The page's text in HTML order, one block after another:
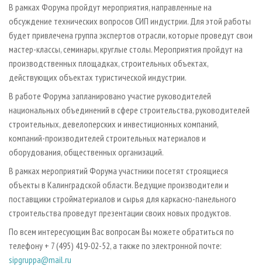
В рамках Форума пройдут мероприятия, направленные на
обсуждение технических вопросов СИП индустрии. Для этой работы
будет привлечена группа экспертов отрасли, которые проведут свои
мастер-классы, семинары, круглые столы. Мероприятия пройдут на
производственных площадках, строительных объектах,
действующих объектах туристической индустрии.
В работе Форума запланировано участие руководителей
национальных объединений в сфере строительства, руководителей
строительных, девелоперских и инвестиционных компаний,
компаний-производителей строительных материалов и
оборудования, общественных организаций.
В рамках мероприятий Форума участники посетят строящиеся
объекты в Калинградской области. Ведущие производители и
поставщики стройматериалов и сырья для каркасно-панельного
строительства проведут презентации своих новых продуктов.
По всем интересующим Вас вопросам Вы можете обратиться по
телефону + 7 (495) 419-02-52, а также по электронной почте:
sipgruppa@mail.ru